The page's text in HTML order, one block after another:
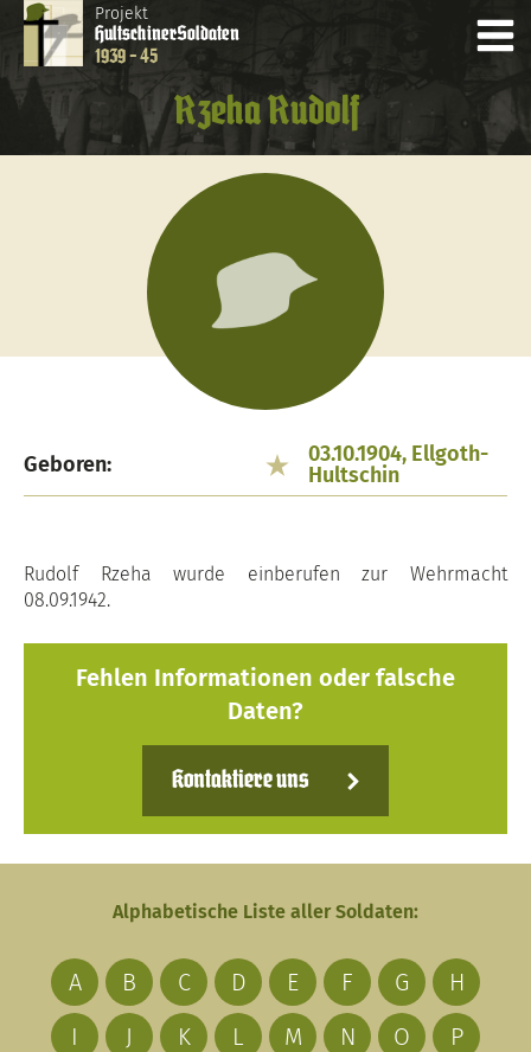
Projekt
HultschinerSoldaten
1939 - 45
Rzeha Rudolf
Geboren:
03.10.1904, Ellgoth-
Hultschin
Rudolf Rzeha wurde einberufen zur Wehrmacht
08.09.1942.
Fehlen Informationen oder falsche
Daten?
Kontaktiere uns
Alphabetische Liste aller Soldaten:
A B C D E F G
H
I
J K L M N O
P